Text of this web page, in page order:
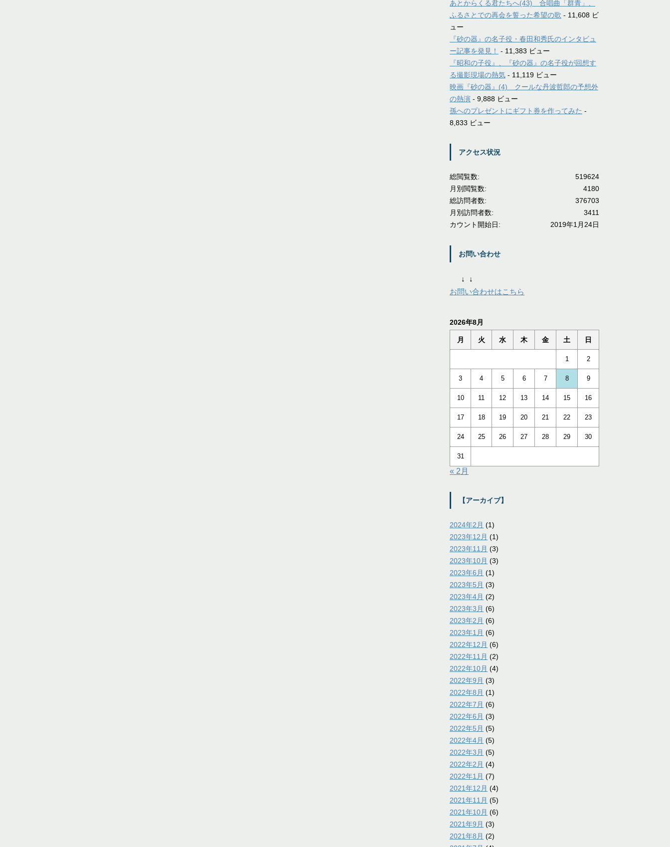
あとからくる君たちへ(43) 合唱曲「群青」、
ふるさとでの再会を誓った希望の歌 - 11,608 ビ
ュー
『砂の器』の名子役・春田和秀氏のインタビュ
ー記事を発見！
- 11,383 ビュー
『昭和の子役』、『砂の器』の名子役が回想す
る撮影現場の熱気 - 11,119 ビュー
映画『砂の器』(4) クールな丹波哲郎の予想外
の熱演 - 9,888 ビュー
孫へのプレゼントにギフト券を作ってみた -
8,833 ビュー
アクセス状況
519624
総閲覧数:
4180
月別閲覧数:
376703
総訪問者数:
3411
月別訪問者数:
2019年1月24日
カウント開始日:
お問い合わせ
↓
↓
お問い合わせはこちら
2026年8月
月 火 水 木 金 土 日
1 2
3 4 5 6 7 8 9
10 11 12 13 14 15 16
17 18 19 20 21 22 23
24 25 26 27 28 29 30
31
« 2月
【アーカイブ】
2024年2月 (1)
2023年12月 (1)
2023年11月 (3)
2023年10月 (3)
2023年6月 (1)
2023年5月 (3)
2023年4月 (2)
2023年3月 (6)
2023年2月 (6)
2023年1月 (6)
2022年12月 (6)
2022年11月 (2)
2022年10月 (4)
2022年9月 (3)
2022年8月 (1)
2022年7月 (6)
2022年6月 (3)
2022年5月 (5)
2022年4月 (5)
2022年3月 (5)
2022年2月 (4)
2022年1月 (7)
2021年12月 (4)
2021年11月 (5)
2021年10月 (6)
2021年9月 (3)
2021年8月 (2)